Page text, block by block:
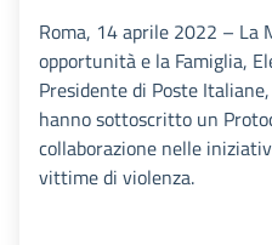
Roma, 14 aprile 2022 – La
opportunità e la Famiglia,
Presidente di Poste
hanno sottoscritto un
collaborazione nelle
vittime di violenza.